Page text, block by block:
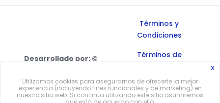
Desarrollado por: ©
derechos reservados,
2026.
Términos y
Condiciones
Términos de
Política de
Privacidad
Utilizamos cookies para asegurarnos de ofrecerte la mejor
experiencia (incluyendo fines funcionales y de marketing) en
nuestro sitio web. Si continúa utilizando este sitio asumiremos
x